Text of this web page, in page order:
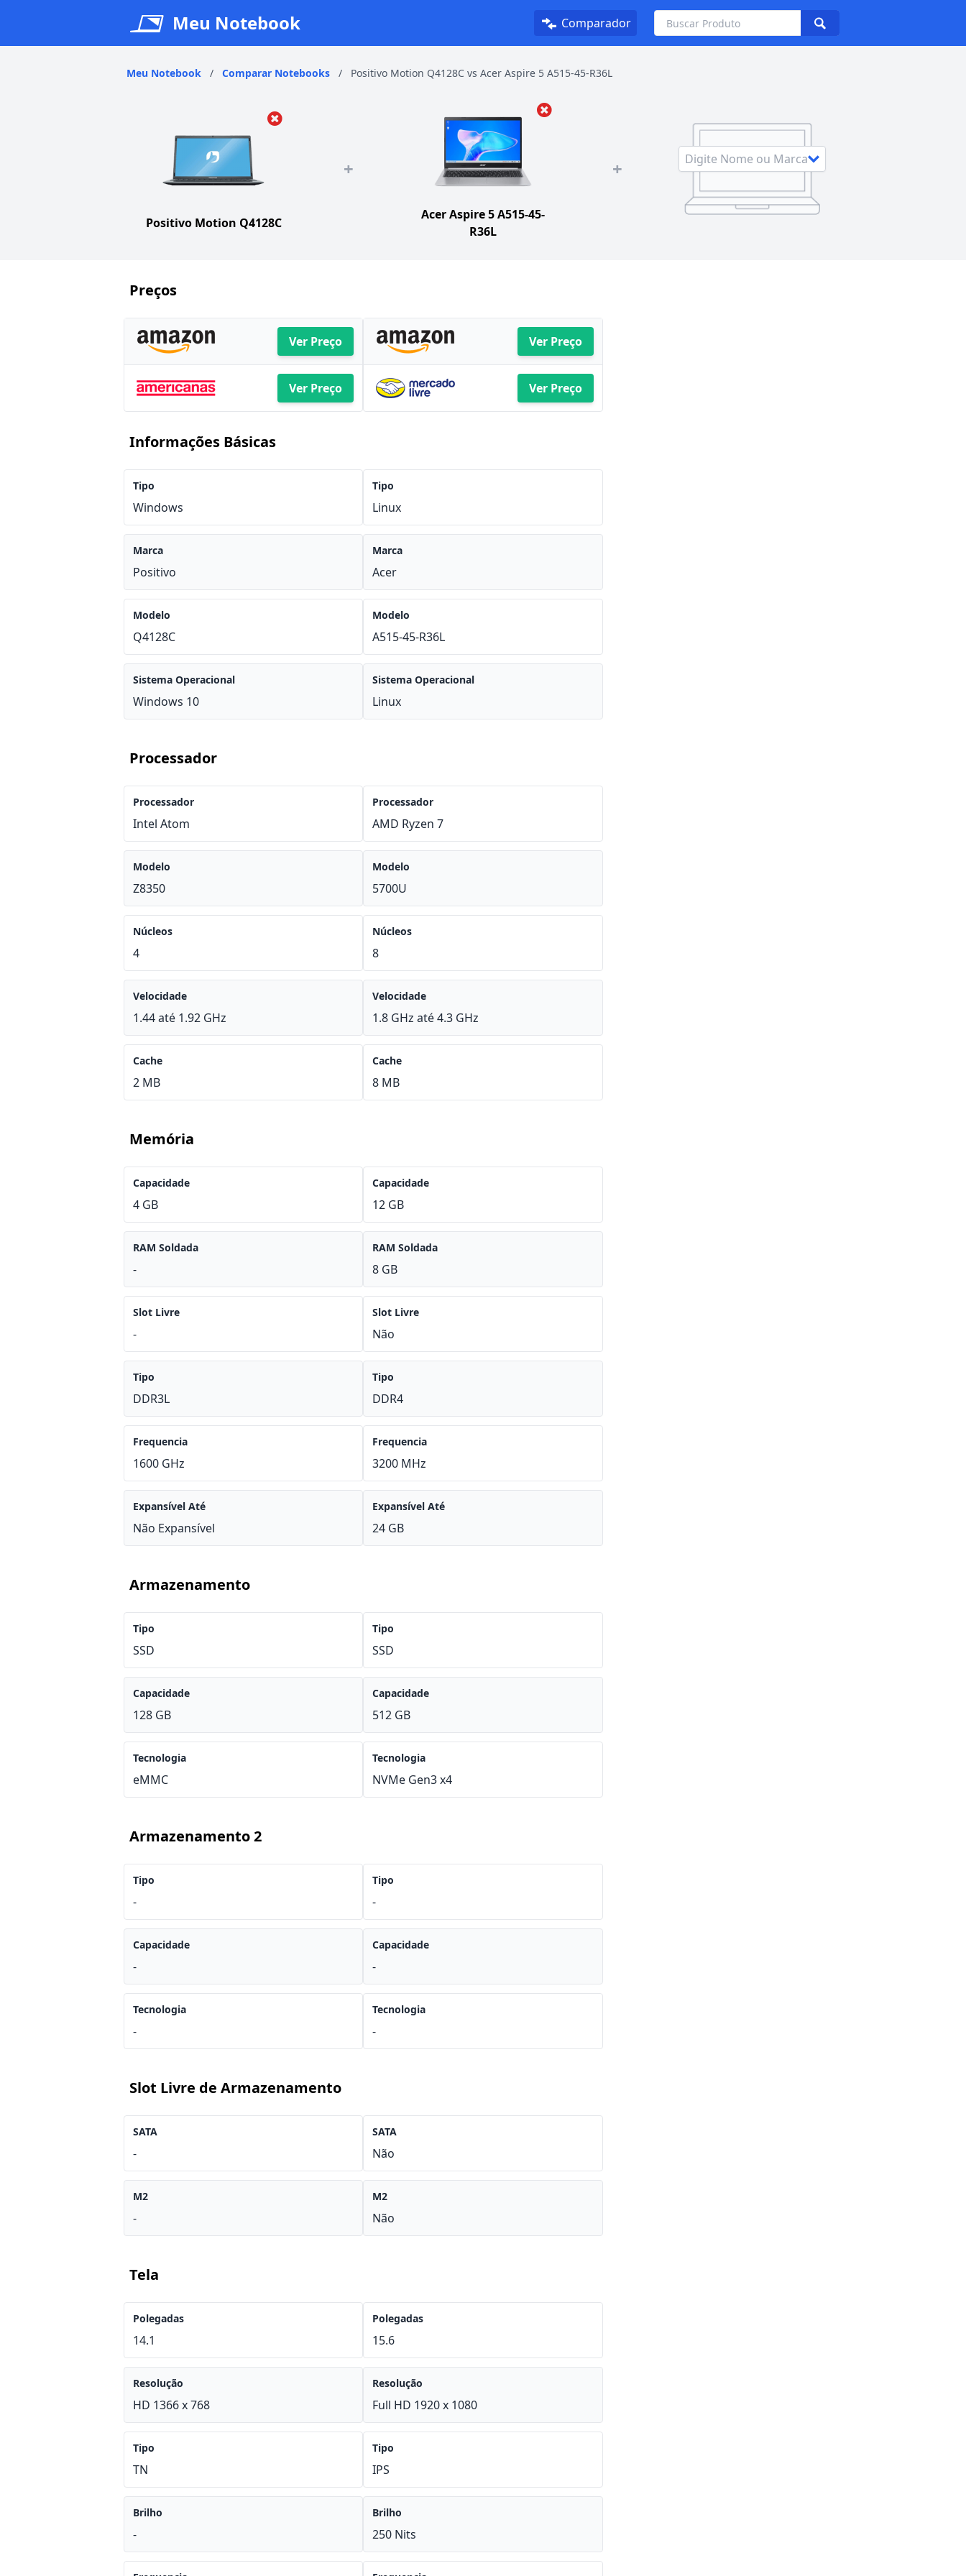
Meu Notebook Comparador
Meu Notebook / Comparar Notebooks / Positivo Motion Q4128C vs Acer Aspire 5 A515-45-R36L
Positivo Motion Q4128C
+
Acer Aspire 5 A515-45-
R36L
+
Preços
Ver Preço
Ver Preço
Ver Preço
Ver Preço
Informações Básicas
Tipo
Windows
Marca
Positivo
Modelo
Q4128C
Sistema Operacional
Windows 10
Tipo
Linux
Marca
Acer
Modelo
A515-45-R36L
Sistema Operacional
Linux
Processador
Processador
Intel Atom
Modelo
Z8350
Núcleos
4
Velocidade
1.44 até 1.92 GHz
Cache
2 MB
Processador
AMD Ryzen 7
Modelo
5700U
Núcleos
8
Velocidade
1.8 GHz até 4.3 GHz
Cache
8 MB
Memória
Capacidade
4 GB
RAM Soldada
-
Slot Livre
-
Tipo
DDR3L
Frequencia
1600 GHz
Expansível Até
Não Expansível
Capacidade
12 GB
RAM Soldada
8 GB
Slot Livre
Não
Tipo
DDR4
Frequencia
3200 MHz
Expansível Até
24 GB
Armazenamento
Tipo
SSD
Capacidade
128 GB
Tecnologia
eMMC
Tipo
SSD
Capacidade
512 GB
Tecnologia
NVMe Gen3 x4
Armazenamento 2
Tipo
-
Capacidade
-
Tecnologia
-
Tipo
-
Capacidade
-
Tecnologia
-
Slot Livre de Armazenamento
SATA
-
M2
-
SATA
Não
M2
Não
Tela
Polegadas
14.1
Resolução
HD 1366 x 768
Tipo
TN
Brilho
-
Polegadas
15.6
Resolução
Full HD 1920 x 1080
Tipo
IPS
Brilho
250 Nits